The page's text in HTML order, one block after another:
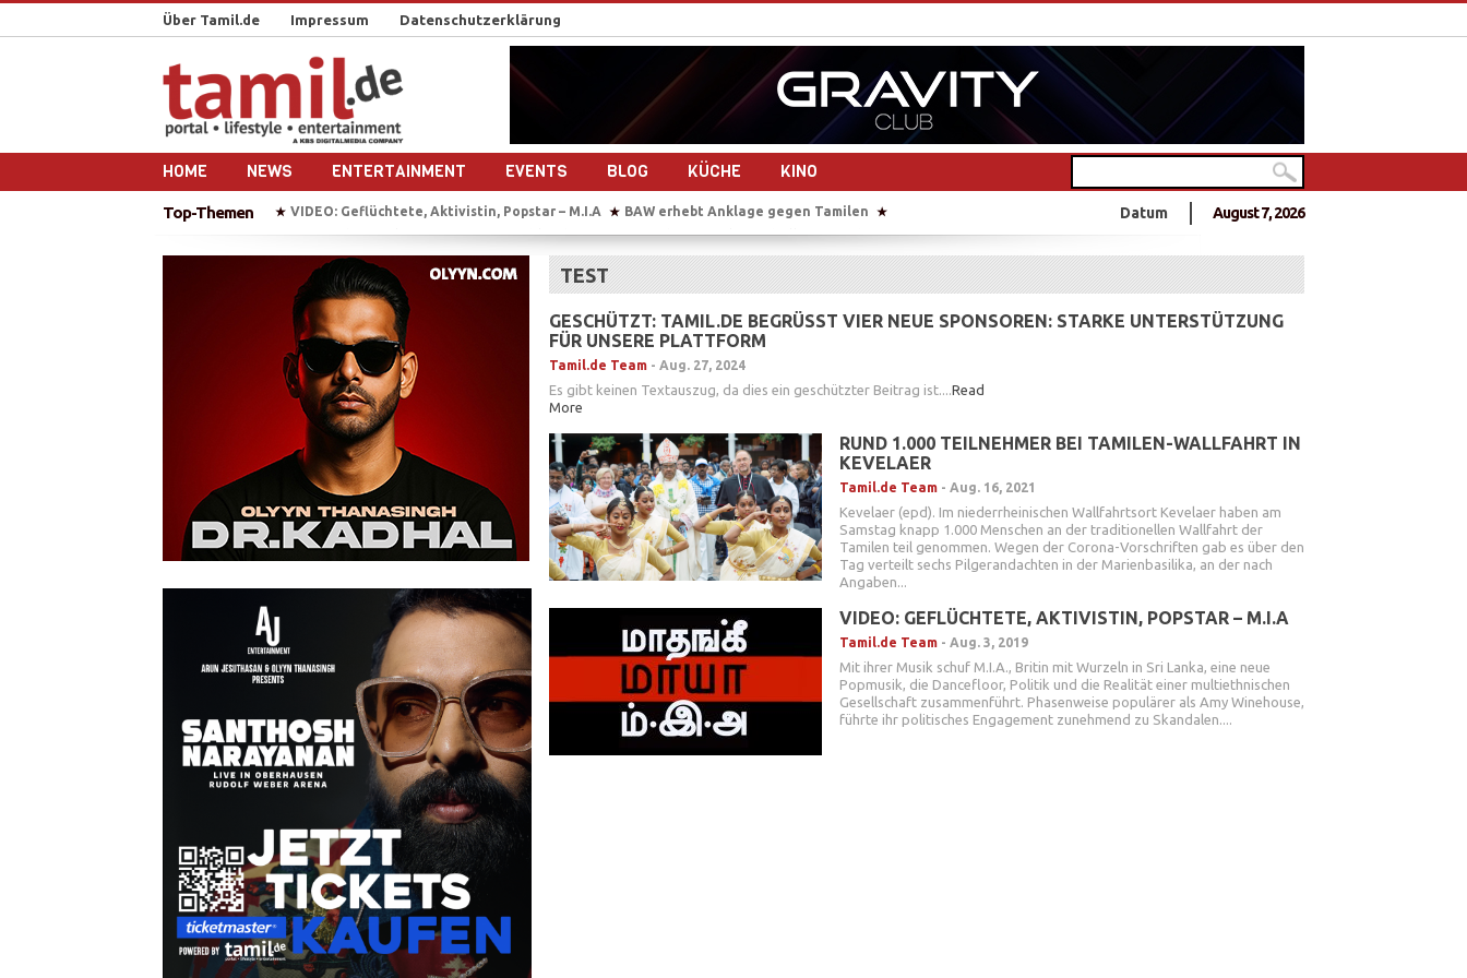
Über Tamil.de Impressum Datenschutzerklärung
HOME NEWS ENTERTAINMENT EVENTS BLOG KÜCHE KINO
Top-Themen★ VIDEO: Geflüchtete, Aktivistin, Popstar – M.I.A ★ BAW erhebt Anklage gegen Tamilen ★ Sie übersetzt auch im Gebärsaal
Tausende Tamilen feiern in Deutschlands größtem Hindu-Tempel ★ „Chellam“ – Vithya & Majoe drehen gemeinsam ein Musikvideo
★ Sri Lanka nach dem Bürgerkrieg – 10 Jahre Frieden? ★ Auf Bootstour mit einem ehemaligen Tamil Tiger
Reportage-Reihe: Sri Lanka nach dem Bürgerkrieg- 10 Jahre Frieden?
IS bekennt sich zu Anschlag an Sri Lankas Ostküste
Datum August 7, 2026
TEST
GESCHÜTZT: TAMIL.DE BEGRÜSST VIER NEUE SPONSOREN: STARKE UNTERSTÜTZUNG F
ÜR UNSERE PLATTFORM
Tamil.de Team - Aug. 27, 2024
Es gibt keinen Textauszug, da dies ein geschützter Beitrag ist....Read
More
RUND 1.000 TEILNEHMER BEI TAMILEN-WALLFAHRT IN
KEVELAER
Tamil.de Team - Aug. 16, 2021
Kevelaer (epd). Im niederrheinischen Wallfahrtsort Kevelaer haben am
Samstag knapp 1.000 Menschen an der traditionellen Wallfahrt der
Tamilen teil genommen. Wegen der Corona-Vorschriften gab es über den
Tag verteilt sechs Pilgerandachten in der Marienbasilika, an der nach
Angaben...
VIDEO: GEFLÜCHTETE, AKTIVISTIN, POPSTAR – M.I.A
Tamil.de Team - Aug. 3, 2019
Mit ihrer Musik schuf M.I.A., Britin mit Wurzeln in Sri Lanka, eine neue
Popmusik, die Dancefloor, Politik und die Realität einer multiethnischen
Gesellschaft zusammenführt. Phasenweise populärer als Amy Winehouse,
führte ihr politisches Engagement zunehmend zu Skandalen....